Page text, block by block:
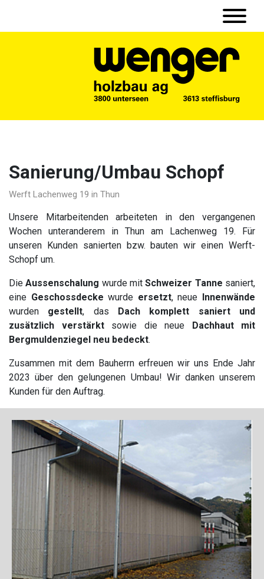
Sanierung/Umbau Schopf
Werft Lachenweg 19 in Thun
Unsere Mitarbeitenden arbeiteten in den vergangenen
Wochen unteranderem in Thun am Lachenweg 19. Für
unseren Kunden sanierten bzw. bauten wir einen Werft-
Schopf um.
DieAussenschalung wurde mitSchweizer Tanne saniert,
eine Geschossdeckewurde ersetzt, neue Innenwände
wurden gestellt, das Dach komplett saniert
und
zusätzlich verstärktsowie die neue Dachhaut mit
Bergmuldenziegel neu bedeckt.
Zusammen mit dem Bauherrn erfreuen wir uns Ende Jahr
2023 über den gelungenen Umbau! Wir danken unserem
Kunden für den Auftrag.